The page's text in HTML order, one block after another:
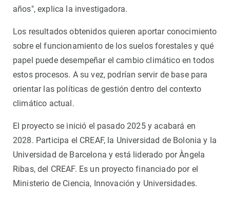
años", explica la investigadora.
Los resultados obtenidos quieren aportar conocimiento
sobre el funcionamiento de los suelos forestales y qué
papel puede desempeñar el cambio climático en todos
estos procesos. A su vez, podrían servir de base para
orientar las políticas de gestión dentro del contexto
climático actual.
El proyecto se inició el pasado 2025 y acabará en
2028. Participa el CREAF, la Universidad de Bolonia y la
Universidad de Barcelona y está liderado por Àngela
Ribas, del CREAF. Es un proyecto financiado por el
Ministerio de Ciencia, Innovación y Universidades.